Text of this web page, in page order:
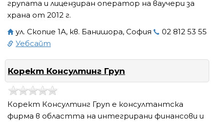
групата и лицензиран оператор на ваучери за
храна от 2012 г.
ул. Скопие 1А, кв. Банишора, София
02 812 53 55
Уебсайт
Корект Консултинг Груп
Корект Консултинг Груп е консултантска
фирма в областта на интегрирани финансови и